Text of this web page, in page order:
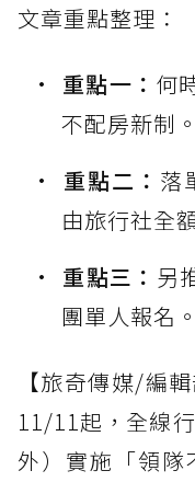
文章重點整理：
重點一： 何
不配房新制。
重點二： 落
由旅行社全
重點三： 另
團單人報名。
【旅奇傳媒/編
11/11起，全線
外）實施「領